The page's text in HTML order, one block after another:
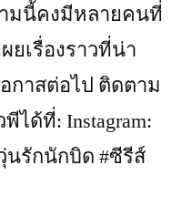
ามนี้คงมีหลายคนที่
ยเรื่องราวที่น่า
กาสต่อไป ติดตาม
ได้ที่: Instagram:
นรักนักบิด #ซีรีส์